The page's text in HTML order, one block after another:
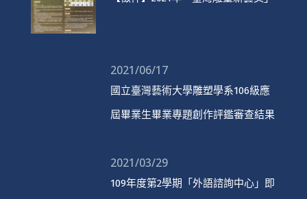
2021/06/17
國立臺灣藝術大學雕塑學系106級應
屆畢業生畢業專題創作評鑑審查結果
2021/03/29
109年度第2學期「外語諮詢中心」即